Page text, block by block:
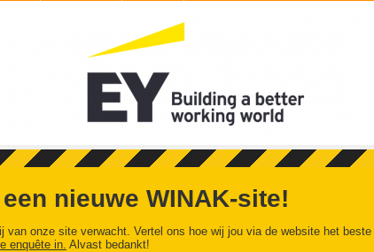
nieuwe WINAK-site!
van onze site verwacht. Vertel ons hoe wij jou via de website het beste
enquête in. Alvast bedankt!